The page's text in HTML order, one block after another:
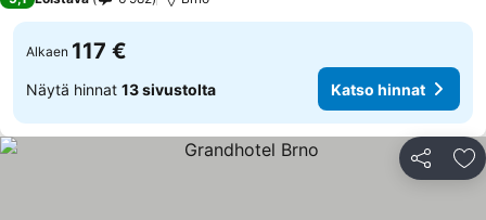
Alkaen 117 €
Näytä hinnat 13 sivustolta Katso hinnat
Jaa